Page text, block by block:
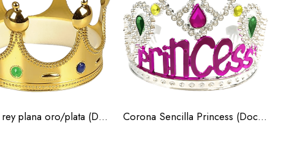
Corona rey plana oro/plata (Docena) Corona Sencilla Princess (Docena)